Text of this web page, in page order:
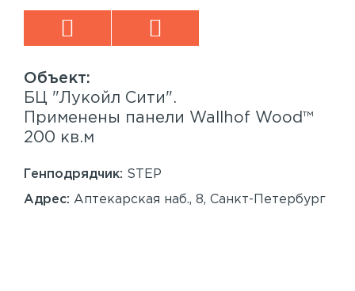
БЦ "Лукойл Сити".
Применены панели Wallhof Wood™
200 кв.м
Генподрядчик: STEP
Адрес: Аптекарская наб., 8, Санкт-Петербург